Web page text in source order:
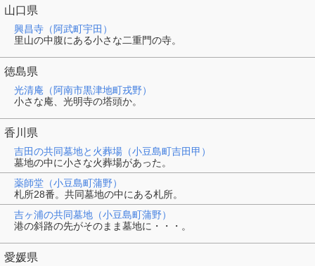
山口県
興昌寺（阿武町宇田）
里山の中腹にある小さな二重門の寺。
徳島県
光清庵（阿南市黒津地町戎野）
小さな庵、光明寺の塔頭か。
香川県
吉田の共同墓地と火葬場（小豆島町吉田甲）
墓地の中に小さな火葬場があった。
薬師堂（小豆島町蒲野）
札所28番。共同墓地の中にある札所。
吉ヶ浦の共同墓地（小豆島町蒲野）
港の斜路の先がそのまま墓地に・・・。
愛媛県